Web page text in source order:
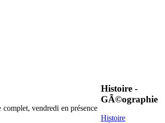
vendredi en présence
Histoire -
GÃ©ographie
Histoire